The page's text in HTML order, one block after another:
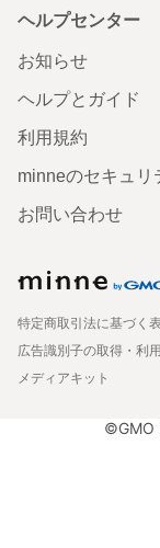
ヘルプセンター
お知らせ
ヘルプとガイド
利用規約
minneのセキュリ
お問い合わせ
特定商取引法に基づく
広告識別子の取得・利用
メディアキット
©GMO